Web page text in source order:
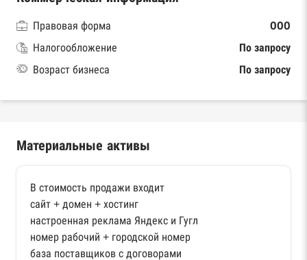
Правовая форма
ООО
Налогообложение
По запросу
Возраст бизнеса
По запросу
Материальные активы
В стоимость продажи входит
сайт + домен + хостинг
настроенная реклама Яндекс и Гугл
номер рабочий + городской номер
база поставщиков с договорами